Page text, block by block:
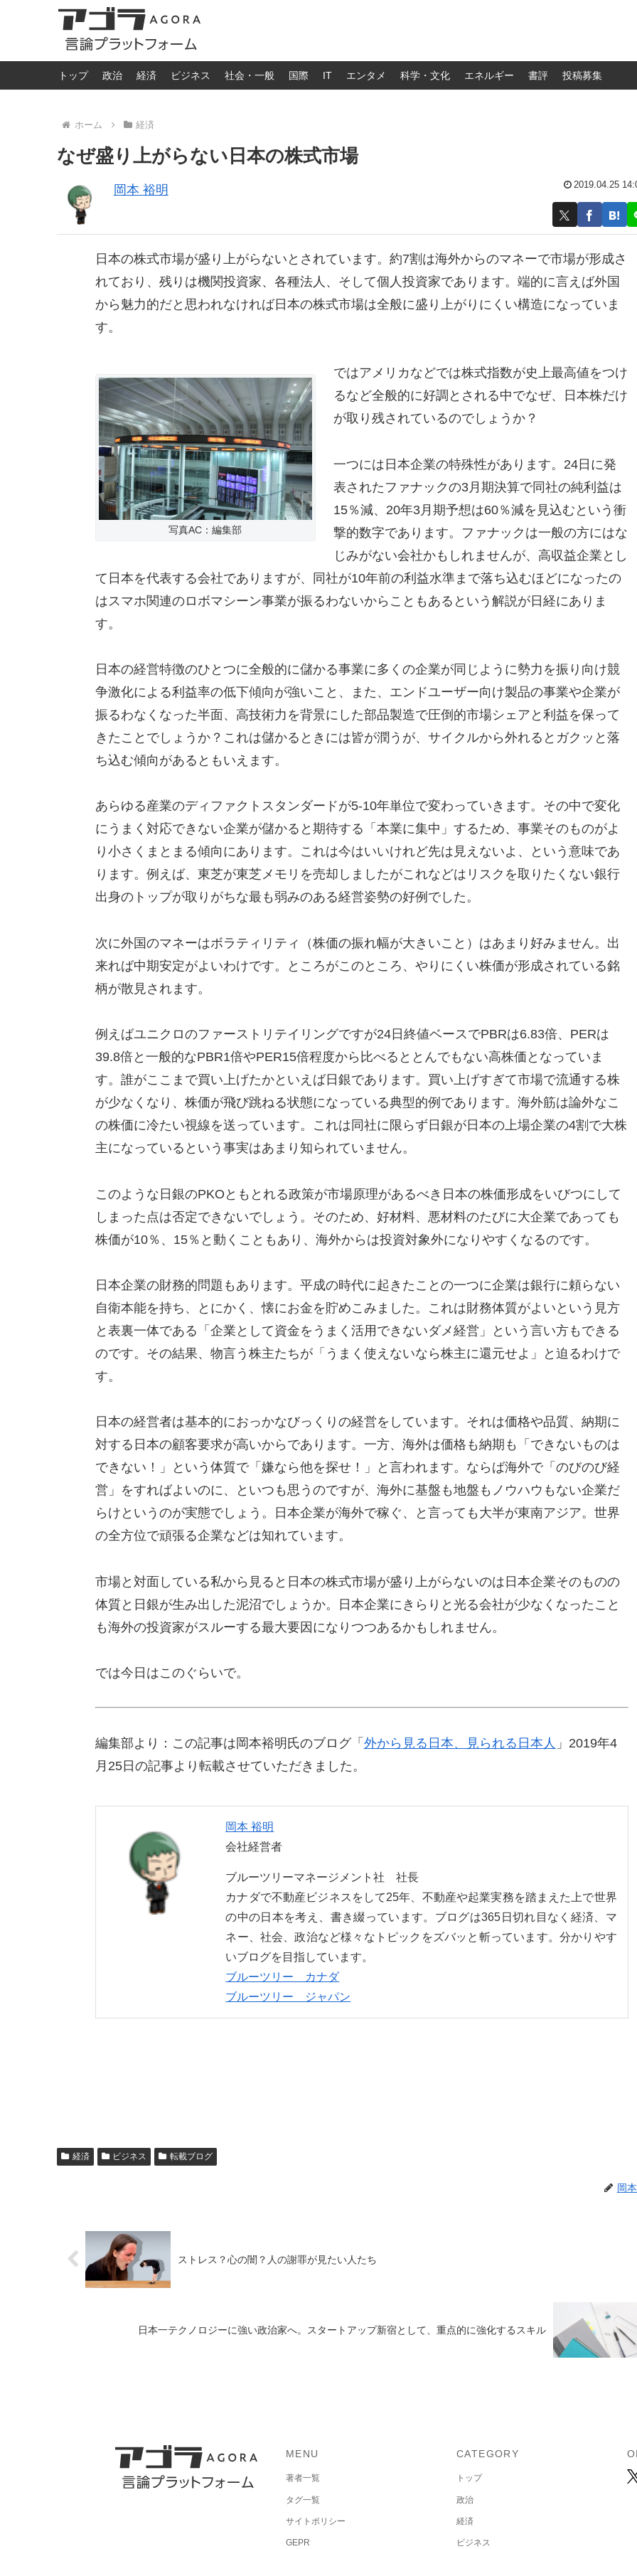
トップ 政治 経済 ビジネス 社会・一般 国際 IT エンタメ 科学・文化 エネルギー 書評 投稿募集
ホーム 経済
なぜ盛り上がらない日本の株式市場
岡本 裕明 2019.04.25
日本の株式市場が盛り上がらないとされています。約7割は海外からのマネーで市場が形成さ
れており、残りは機関投資家、各種法人、そして個人投資家であります。端的に言えば外国
から魅力的だと思われなければ日本の株式市場は全般に盛り上がりにくい構造になっていま
す。
写真AC：編集部
ではアメリカなどでは株式指数が史上最高値をつけ
るなど全般的に好調とされる中でなぜ、日本株だけ
が取り残されているのでしょうか？
一つには日本企業の特殊性があります。24日に発
表されたファナックの3月期決算で同社の純利益は
15％減、20年3月期予想は60％減を見込むという衝
撃的数字であります。ファナックは一般の方にはな
じみがない会社かもしれませんが、高収益企業とし
て日本を代表する会社でありますが、同社が10年前の利益水準まで落ち込むほどになったの
はスマホ関連のロボマシーン事業が振るわないからこともあるという解説が日経にありま
す。
日本の経営特徴のひとつに全般的に儲かる事業に多くの企業が同じように勢力を振り向け競
争激化による利益率の低下傾向が強いこと、また、エンドユーザー向け製品の事業や企業が
振るわなくなった半面、高技術力を背景にした部品製造で圧倒的市場シェアと利益を保って
きたことでしょうか？これは儲かるときには皆が潤うが、サイクルから外れるとガクッと落
ち込む傾向があるともいえます。
あらゆる産業のディファクトスタンダードが5-10年単位で変わっていきます。その中で変化
にうまく対応できない企業が儲かると期待する「本業に集中」するため、事業そのものがよ
り小さくまとまる傾向にあります。これは今はいいけれど先は見えないよ、という意味であ
ります。例えば、東芝が東芝メモリを売却しましたがこれなどはリスクを取りたくない銀行
出身のトップが取りがちな最も弱みのある経営姿勢の好例でした。
次に外国のマネーはボラティリティ（株価の振れ幅が大きいこと）はあまり好みません。出
来れば中期安定がよいわけです。ところがこのところ、やりにくい株価が形成されている銘
柄が散見されます。
例えばユニクロのファーストリテイリングですが24日終値ベースでPBRは6.83倍、PERは
39.8倍と一般的なPBR1倍やPER15倍程度から比べるととんでもない高株価となっていま
す。誰がここまで買い上げたかといえば日銀であります。買い上げすぎて市場で流通する株
が少なくなり、株価が飛び跳ねる状態になっている典型的例であります。海外筋は論外なこ
の株価に冷たい視線を送っています。これは同社に限らず日銀が日本の上場企業の4割で大株
主になっているという事実はあまり知られていません。
このような日銀のPKOともとれる政策が市場原理があるべき日本の株価形成をいびつにして
しまった点は否定できないでしょう。そのため、好材料、悪材料のたびに大企業であっても
株価が10％、15％と動くこともあり、海外からは投資対象外になりやすくなるのです。
日本企業の財務的問題もあります。平成の時代に起きたことの一つに企業は銀行に頼らない
自衛本能を持ち、とにかく、懐にお金を貯めこみました。これは財務体質がよいという見方
と表裏一体である「企業として資金をうまく活用できないダメ経営」という言い方もできる
のです。その結果、物言う株主たちが「うまく使えないなら株主に還元せよ」と迫るわけで
す。
日本の経営者は基本的におっかなびっくりの経営をしています。それは価格や品質、納期に
対する日本の顧客要求が高いからであります。一方、海外は価格も納期も「できないものは
できない！」という体質で「嫌なら他を探せ！」と言われます。ならば海外で「のびのび経
営」をすればよいのに、といつも思うのですが、海外に基盤も地盤もノウハウもない企業だ
らけというのが実態でしょう。日本企業が海外で稼ぐ、と言っても大半が東南アジア。世界
の全方位で頑張る企業などは知れています。
市場と対面している私から見ると日本の株式市場が盛り上がらないのは日本企業そのものの
体質と日銀が生み出した泥沼でしょうか。日本企業にきらりと光る会社が少なくなったこと
も海外の投資家がスルーする最大要因になりつつあるかもしれません。
では今日はこのぐらいで。
編集部より：この記事は岡本裕明氏のブログ「 外から見る日本、見られる日本人 」2019年4
月25日の記事より転載させていただきました。
岡本 裕明
会社経営者
ブルーツリーマネージメント社 社長
カナダで不動産ビジネスをして25年、不動産や起業実務を踏まえた上で世界
の中の日本を考え、書き綴っています。ブログは365日切れ目なく経済、マ
ネー、社会、政治など様々なトピックをズバッと斬っています。分かりやす
いブログを目指しています。
ブルーツリー カナダ
ブルーツリー ジャパン
経済 ビジネス 転載ブログ
岡
ストレス？心の闇？人の謝罪が見たい人たち
日本一テクノロジーに強い政治家へ。スタートアップ新宿として、重点的に強化するスキル
MENU
著者一覧
タグ一覧
サイトポリシー
GEPR
CATEGORY
トップ
政治
経済
ビジネス